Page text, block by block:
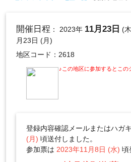
開催日程 ： 2023年 11月23日 (
月23日 (月)
地区コード：2618
♪この地区に参加するとこの
登録内容確認メールまたはハガ
(月) 頃送付しました。
参加票は 2023年11月8日 (水) 頃